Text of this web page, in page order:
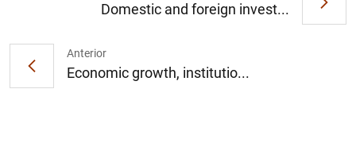
Anterior
Economic growth, institutio...
Domestic and foreign invest...